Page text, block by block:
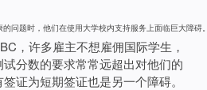
问题时，他们在使用大学校内支持服务上面临巨大障
，许多雇主不想雇佣国际学生，
分数的要求常常远超出对他们的
证为短期签证也是另一个障碍。